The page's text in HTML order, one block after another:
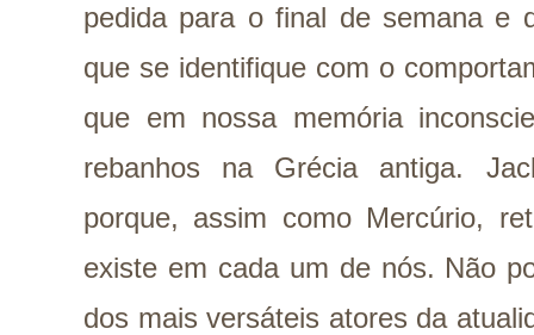
pedida para o final de semana e
que se identifique com o
que em nossa memória
rebanhos na Grécia antiga.
porque, assim como Mercúrio,
existe em cada um de nós. Não
dos mais versáteis atores da